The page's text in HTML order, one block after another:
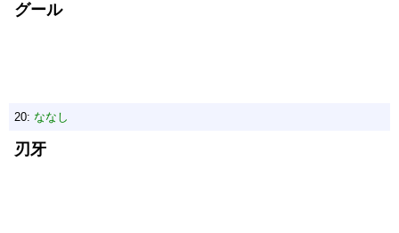
グール
20: ななし
刃牙